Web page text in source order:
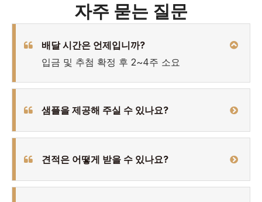
자주 묻는 질문
배달 시간은 언제입니까?
입금 및 추첨 확정 후 2~4주 소요
샘플을 제공해 주실 수 있나요?
견적은 어떻게 받을 수 있나요?